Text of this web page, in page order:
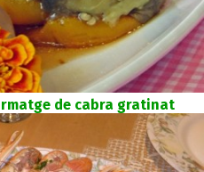
de cabra gratinat